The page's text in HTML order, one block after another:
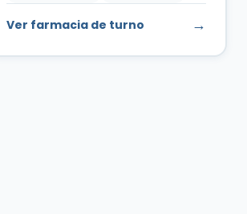
Ver farmacia de turno →